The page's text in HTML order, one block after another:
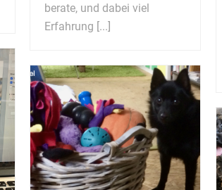
berate, und dabei viel
Erfahrung [...]